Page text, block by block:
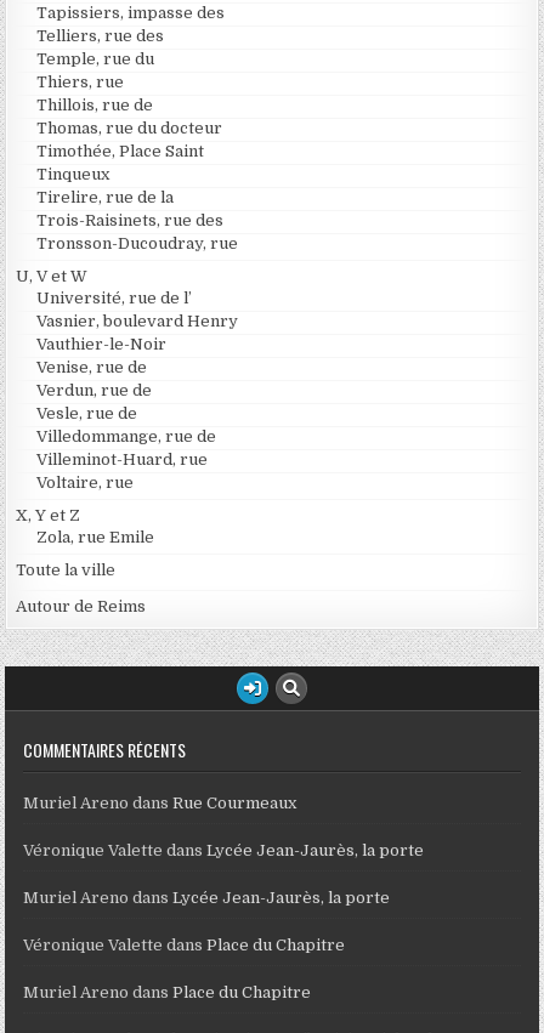
Tapissiers, impasse des
Telliers, rue des
Temple, rue du
Thiers, rue
Thillois, rue de
Thomas, rue du docteur
Timothée, Place Saint
Tinqueux
Tirelire, rue de la
Trois-Raisinets, rue des
Tronsson-Ducoudray, rue
U, V et W
Université, rue de l’
Vasnier, boulevard Henry
Vauthier-le-Noir
Venise, rue de
Verdun, rue de
Vesle, rue de
Villedommange, rue de
Villeminot-Huard, rue
Voltaire, rue
X, Y et Z
Zola, rue Emile
Toute la ville
Autour de Reims
COMMENTAIRES RÉCENTS
Muriel Areno dansRue Courmeaux
Véronique Valette dansLycée Jean-Jaurès, la porte
Muriel Areno dansLycée Jean-Jaurès, la porte
Véronique Valette dansPlace du Chapitre
Muriel Areno dansPlace du Chapitre